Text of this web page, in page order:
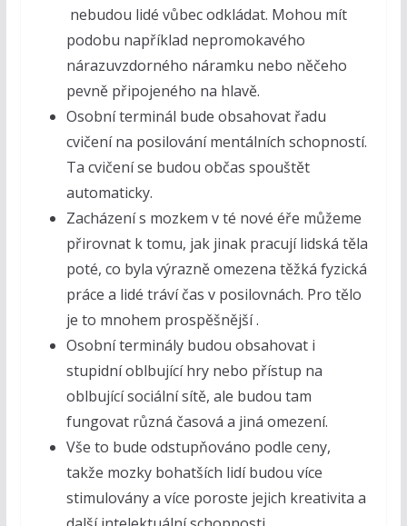
nebudou lidé vůbec odkládat. Mohou mít
podobu například nepromokavého
nárazuvzdorného náramku nebo něčeho
pevně připojeného na hlavě.
Osobní terminál bude obsahovat řadu
cvičení na posilování mentálních schopností.
Ta cvičení se budou občas spouštět
automaticky.
Zacházení s mozkem v té nové éře můžeme
přirovnat k tomu, jak jinak pracují lidská těla
poté, co byla výrazně omezena těžká fyzická
práce a lidé tráví čas v posilovnách. Pro tělo
je to mnohem prospěšnější .
Osobní terminály budou obsahovat i
stupidní oblbující hry nebo přístup na
oblbující sociální sítě, ale budou tam
fungovat různá časová a jiná omezení.
Vše to bude odstupňováno podle ceny,
takže mozky bohatších lidí budou více
stimulovány a více poroste jejich kreativita a